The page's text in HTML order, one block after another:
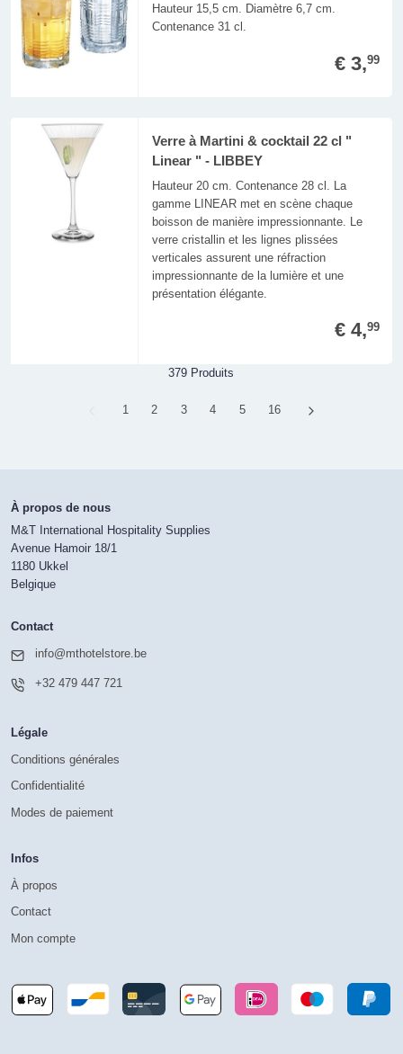
Hauteur 15,5 cm. Diamètre 6,7 cm.
Contenance 31 cl.
€ 3,99
Verre à Martini & cocktail 22 cl "
Linear " - LIBBEY
Hauteur 20 cm. Contenance 28 cl. La
gamme LINEAR met en scène chaque
boisson de manière impressionnante. Le
verre cristallin et les lignes plissées
verticales assurent une réfraction
impressionnante de la lumière et une
présentation élégante.
€ 4,99
379 Produits
Page
1 Page
2 Page
3 Page
4 Page
5 Page
16
À propos de nous
M&T International Hospitality Supplies
Avenue Hamoir 18/1
1180 Ukkel
Belgique
Contact
info@mthotelstore.be
+32 479 447 721
Légale
Conditions générales
Confidentialité
Modes de paiement
Infos
À propos
Contact
Mon compte